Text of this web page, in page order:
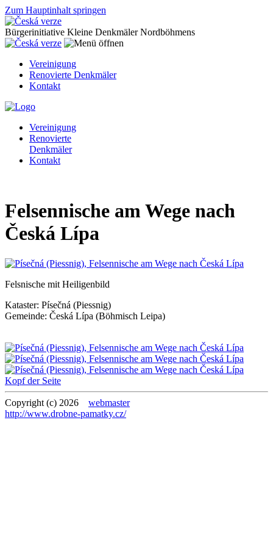
Zum Hauptinhalt springen
Bürgerinitiative Kleine Denkmäler Nordböhmens
Vereinigung
Renovierte Denkmäler
Kontakt
Vereinigung
Renovierte
Denkmäler
Kontakt
Felsennische am Wege nach
Česká Lípa
Felsnische mit Heiligenbild
Kataster: Písečná (Piessnig)
Gemeinde: Česká Lípa (Böhmisch Leipa)
Kopf der Seite
Copyright (c) 2026 webmaster
http://www.drobne-pamatky.cz/